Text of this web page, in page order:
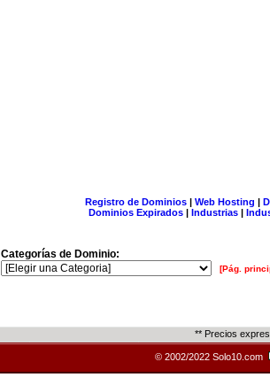
Registro de Dominios| Web Hosting |
Dominios Expirados | Industrias |
Categorías de Dominio:
[Pág.
** Precios
© 2002/2022 Solo10.com